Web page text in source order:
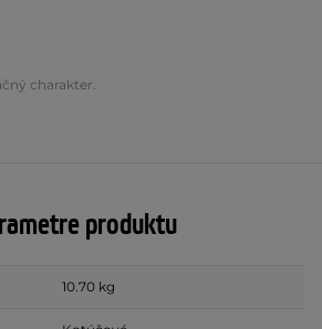
charakter.
produktu
10.70 kg